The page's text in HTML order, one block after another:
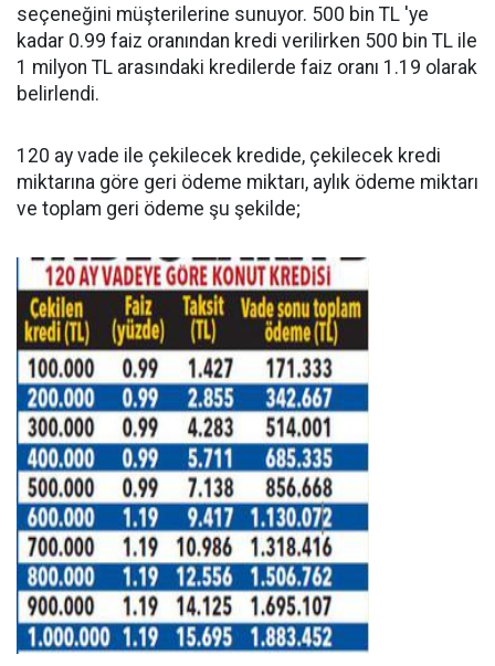
seçeneğini müşterilerine sunuyor. 500 bin TL 'ye
kadar 0.99 faiz oranından kredi verilirken 500 bin TL ile
1 milyon TL arasındaki kredilerde faiz oranı 1.19 olarak
belirlendi.
120 ay vade ile çekilecek kredide, çekilecek kredi
miktarına göre geri ödeme miktarı, aylık ödeme miktarı
ve toplam geri ödeme şu şekilde;